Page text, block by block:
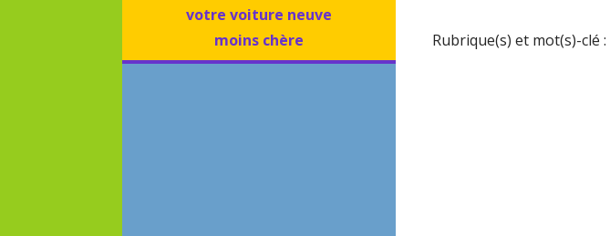
votre voiture neuve
moins chère
Rubrique(s) et mot(s)-clé :